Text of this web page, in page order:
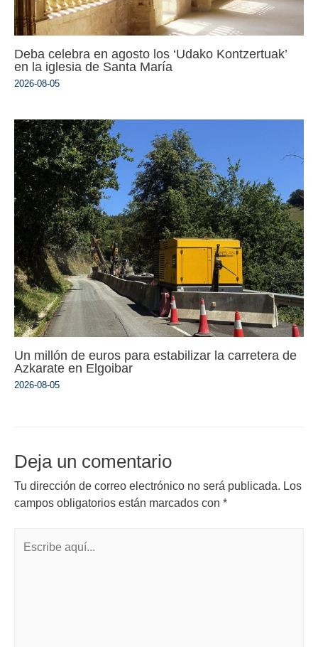
Deba celebra en agosto los ‘Udako Kontzertuak’
en la iglesia de Santa María
2026-08-05
Un millón de euros para estabilizar la carretera de
Azkarate en Elgoibar
2026-08-05
Deja un comentario
Tu dirección de correo electrónico no será publicada. Los
campos obligatorios están marcados con *